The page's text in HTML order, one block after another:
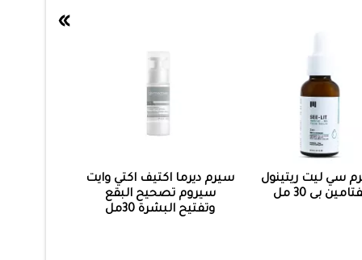
سي ليت ريتينول
بى 30 مل
سيرم ديرما اكتيف اكتي وايت
سيروم تصحيح البقع
وتفتيح البشرة 30مل
»